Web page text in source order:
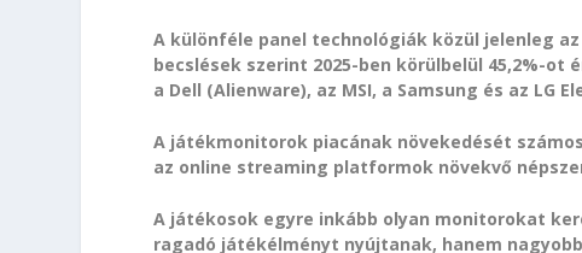
A különféle panel technológiák közül jelenleg
becslések szerint 2025-ben körülbelül 45,2%-ot
a Dell (Alienware), az MSI, a Samsung és az LG
A játékmonitorok piacának növekedését
az online streaming platformok növekvő
A játékosok egyre inkább olyan monitorokat
ragadó játékélményt nyújtanak, hanem